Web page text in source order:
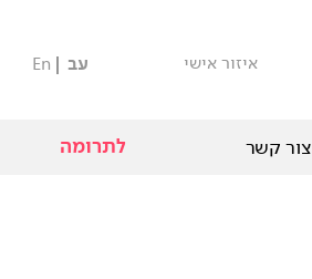
איזור אישי עב En
צור קשר לתרומה